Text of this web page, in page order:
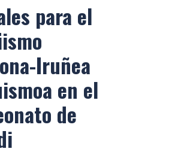
para el
Iruñea
en el
de